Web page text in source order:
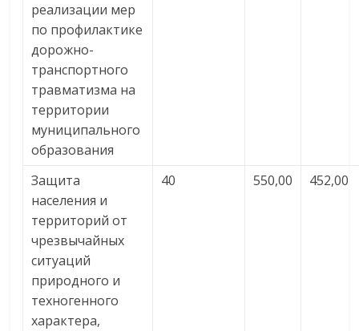
реализации мер
по профилактике
дорожно-
транспортного
травматизма на
территории
муниципального
образования
Защита
населения и
территорий от
чрезвычайных
ситуаций
природного и
техногенного
характера,
40 550,00 452,00